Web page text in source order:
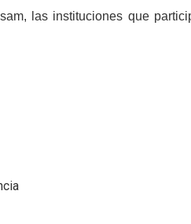
las instituciones que